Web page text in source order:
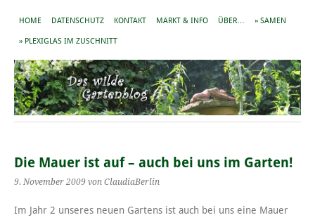
HOME DATENSCHUTZ KONTAKT MARKT & INFO ÜBER… » SAMEN
» PLEXIGLAS IM ZUSCHNITT
Die Mauer ist auf – auch bei uns im Garten!
9. November 2009 von ClaudiaBerlin
Im Jahr 2 unseres neuen Gartens ist auch bei uns eine Mauer